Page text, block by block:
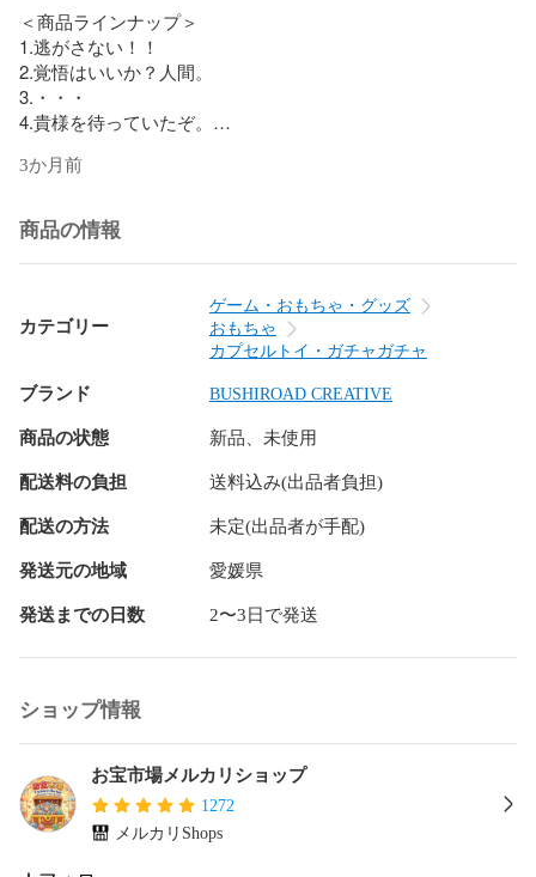
＜商品ラインナップ＞
1.逃がさない！！
2.覚悟はいいか？人間。
3.・・・
4.貴様を待っていたぞ。
商品名 : 月曜マンフィギュアキーホルダー
キャラクター : 月曜マン
タイプ : マスコットフィギュア
材質素材 本体： PVC・ABS プレート： ABS ボールチェー
ン： 金属
セルは省きます)
分類 : ガチャガチャ ・ カプセルトイ
JANコード : 4570194437143
DATECODE ： 20260331
SHIPPINGCODE : NEKO
(C)getsuyouman
Creative Capsule Toy FIGURE KAWAII
#月曜マン
#ブシロードクリエイティブ
#カプセルトイ
#ガチャガチャ
#面白グッズ
#シュール
3か月前
商品の情報
カテゴリー
ゲーム・おもちゃ・グッズ
おもちゃ
カプセルトイ・ガチャガチャ
ブランド BUSHIROAD CREATIVE
商品の状態 新品、未使用
配送料の負担 送料込み(出品者負担)
配送の方法 未定(出品者が手配)
発送元の地域 愛媛県
発送までの日数 2〜3日で発送
ショップ情報
お宝市場メルカリショップ
1272
メルカリShops